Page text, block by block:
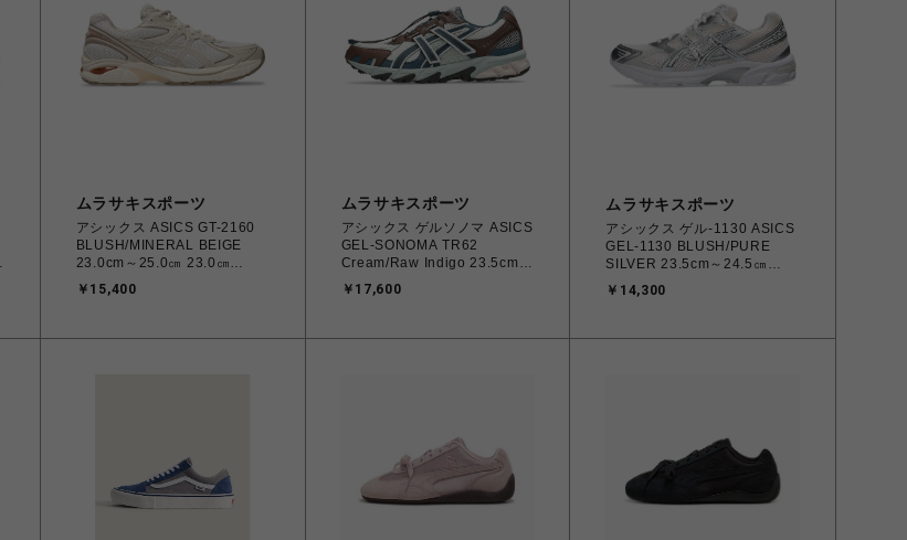
ムラサキスポーツ
アシックス ASICS GT-2160
BLUSH/MINERAL BEIGE
23.0cm～25.0㎝ 23.0㎝
4571633253669 レディース
￥15,400
ムラサキスポーツ
アシックス ゲルソノマ ASICS
GEL-SONOMA TR62
Cream/Raw Indigo 23.5cm～
4571633244131 レディース
￥17,600
ムラサキスポーツ
アシックス ゲル-1130 ASICS
GEL-1130 BLUSH/PURE
SILVER 23.5cm～24.5㎝
4571633242793 レディース
￥14,300